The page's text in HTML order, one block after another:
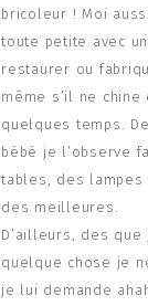
bricoleur ! Moi
toute petite avec
restaurer ou
même s’il ne chine
quelques temps.
bébé je l’observe
tables, des lampes
des meilleures.
D’ailleurs, des que
quelque chose je
je lui demande